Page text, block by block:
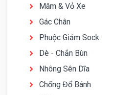
Mâm & Vỏ Xe
Gác Chân
Phuộc Giảm Sock
Dè - Chắn Bùn
Nhông Sên Dĩa
Chống Đổ Bánh